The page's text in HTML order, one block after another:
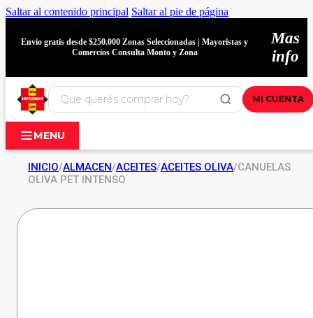
Saltar al contenido principal Saltar al pie de página
Envío gratis desde $250.000 Zonas Seleccionadas | Mayoristas y
Comercios Consulta Monto y Zona
Mas
info
MI CUENTA
MENU
INICIO/ALMACEN/ACEITES/ACEITES OLIVA/CANUELAS
OLIVA PET INTENSO